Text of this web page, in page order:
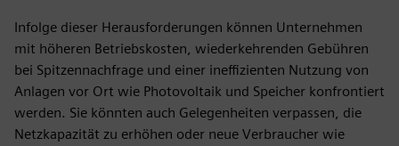
Infolge dieser Herausforderungen können Unternehmen
mit höheren Betriebskosten, wiederkehrenden Gebühren
bei Spitzennachfrage und einer ineffizienten Nutzung von
Anlagen vor Ort wie Photovoltaik und Speicher konfrontiert
werden. Sie könnten auch Gelegenheiten verpassen, die
Netzkapazität zu erhöhen oder neue Verbraucher wie